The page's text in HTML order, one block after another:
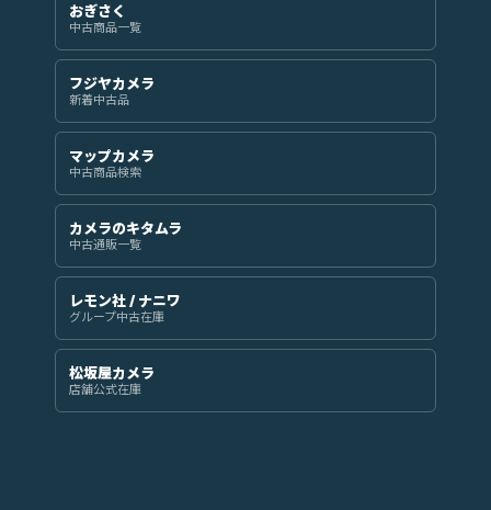
おぎさく
中古商品一覧
フジヤカメラ
新着中古品
マップカメラ
中古商品検索
カメラのキタムラ
中古通販一覧
レモン社 / ナニワ
グループ中古在庫
松坂屋カメラ
店舗公式在庫